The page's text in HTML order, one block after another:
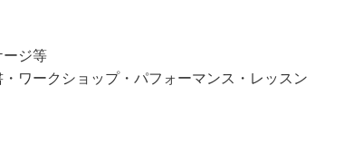
ージ等
ワークショップ・パフォーマンス・レッスン